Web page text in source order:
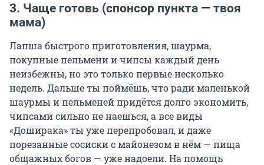
3. Чаще готовь (спонсор пункта — твоя
мама)
Лапша быстрого приготовления, шаурма,
покупные пельмени и чипсы каждый день
неизбежны, но это только первые несколько
недель. Дальше ты поймёшь, что ради маленькой
шаурмы и пельменей придётся долго экономить,
чипсами сильно не наешься, а все виды
«Доширака» ты уже перепробовал, и даже
порезанные сосиски с майонезом в нём — пища
общажных богов — уже надоели. На помощь